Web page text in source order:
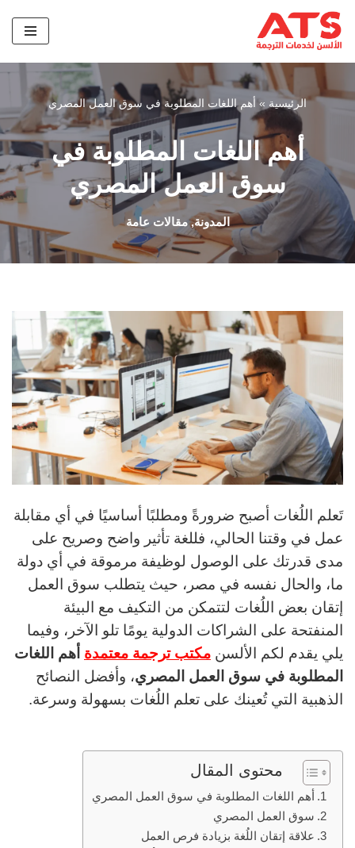
تخطى
إلى
المحتوى
الرئيسية » أهم اللغات المطلوبة في سوق العمل المصري
أهم اللغات المطلوبة في
سوق العمل المصري
المدونة,مقالات عامة
تَعلم اللُغات أصبح ضرورةً ومطلبًا أساسيًا في أي مقابلة
عمل في وقتنا الحالي، فللغة تأثير واضح وصريح على
مدى قدرتك على الوصول لوظيفة مرموقة في أي دولة
ما، والحال نفسه في مصر، حيث يتطلب سوق العمل
إتقان بعض اللُغات لتتمكن من التكيف مع البيئة
المنفتحة على الشراكات الدولية يومًا تلو الآخر، وفيما
يلي يقدم لكم الألسن مكتب ترجمة معتمدة أهم اللغات
المطلوبة في سوق العمل المصري، وأفضل النصائح
الذهبية التي تُعينك على تعلم اللُغات بسهولة وسرعة.
محتوى المقال
أهم اللغات المطلوبة في سوق العمل المصري
سوق العمل المصري
علاقة إتقان اللُغة بزيادة فرص العمل